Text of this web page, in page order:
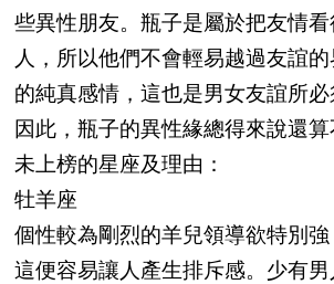
些異性朋友。瓶子是屬於把友情
人，所以他們不會輕易越過友誼
的純真感情，這也是男女友誼所必
因此，瓶子的異性緣總得來說還算
未上榜的星座及理由：
牡羊座
個性較為剛烈的羊兒領導欲特別強
這便容易讓人產生排斥感。少有